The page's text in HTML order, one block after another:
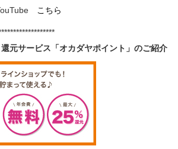
こちら
元サービス「オカダヤポイント」のご紹介